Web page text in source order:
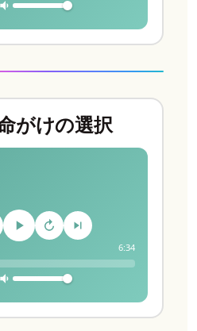
がけの選択
6:34